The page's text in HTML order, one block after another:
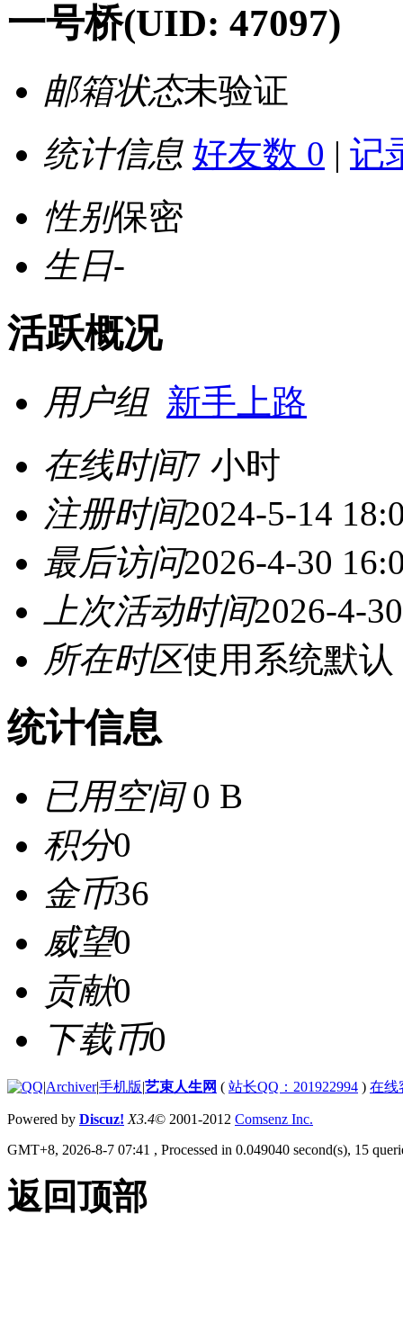
一号桥(UID: 47097)
邮箱状态未验证
统计信息 好友数 0 | 记
性别保密
生日-
活跃概况
用户组 新手上路
在线时间7 小时
注册时间2024-5-14
最后访问2026-4-30
上次活动时间2026-4-
所在时区使用系统默认
统计信息
已用空间0 B
积分0
金币36
威望0
贡献0
下载币0
|Archiver|手机版|艺束人生网 ( 站长QQ：201922994 ) 在线
Powered by Discuz! X3.4© 2001-2012 Comsenz Inc.
GMT+8, 2026-8-7 07:41 , Processed in 0.049040 second(s), 15
返回顶部